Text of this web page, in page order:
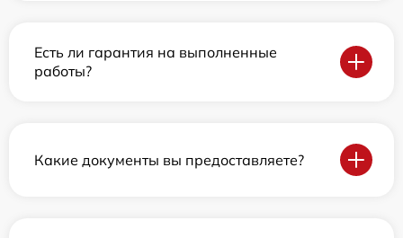
Есть ли гарантия на выполненные
работы?
Какие документы вы предоставляете?